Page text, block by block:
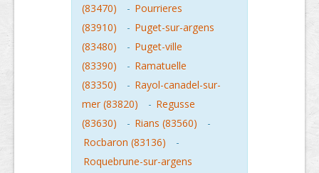
(83470)
- Pourrieres
(83910)
- Puget-sur-argens
(83480)
- Puget-ville
(83390)
- Ramatuelle
(83350)
- Rayol-canadel-sur-
mer (83820)
- Regusse
(83630)
- Rians (83560)
-
Rocbaron (83136)
-
Roquebrune-sur-argens